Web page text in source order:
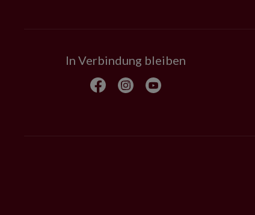
In Verbindung bleiben